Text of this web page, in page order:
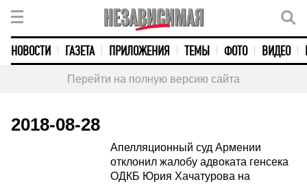
НОВОСТИ ГАЗЕТА ПРИЛОЖЕНИЯ ТЕМЫ ФОТО ВИДЕО
Перейти на полную версию сайта
2018-08-28
Апелляционный суд Армении
отклонил жалобу адвоката генсека
ОДКБ Юрия Хачатурова на